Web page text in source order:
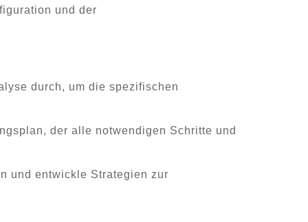
und der
durch, um die spezifischen
der alle notwendigen Schritte und
und entwickle Strategien zur